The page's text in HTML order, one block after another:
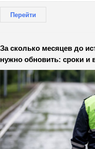
Перейти
За сколько месяцев до
нужно обновить: сроки